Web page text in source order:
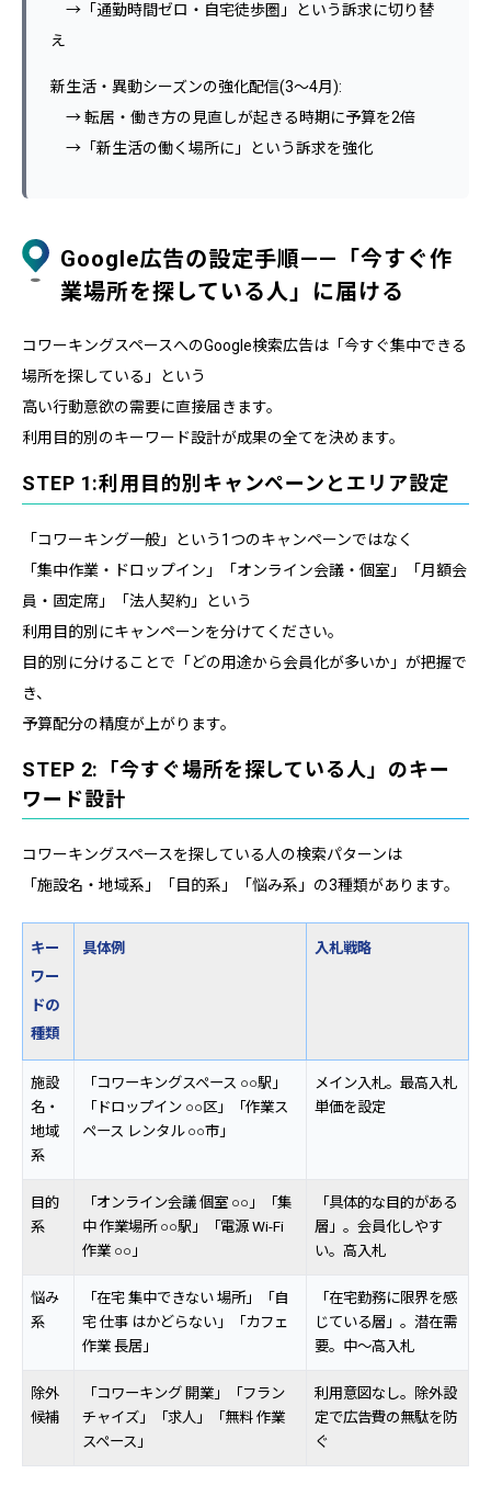
→「通勤時間ゼロ・自宅徒歩圏」という訴求に切り替
え
新生活・異動シーズンの強化配信(3〜4月):
→ 転居・働き方の見直しが起きる時期に予算を2倍
→「新生活の働く場所に」という訴求を強化
Google広告の設定手順——「今すぐ作
業場所を探している人」に届ける
コワーキングスペースへのGoogle検索広告は「今すぐ集中できる
場所を探している」という
高い行動意欲の需要に直接届きます。
利用目的別のキーワード設計が成果の全てを決めます。
STEP 1:利用目的別キャンペーンとエリア設定
「コワーキング一般」という1つのキャンペーンではなく
「集中作業・ドロップイン」「オンライン会議・個室」「月額会
員・固定席」「法人契約」という
利用目的別にキャンペーンを分けてください。
目的別に分けることで「どの用途から会員化が多いか」が把握で
き、
予算配分の精度が上がります。
STEP 2:「今すぐ場所を探している人」のキー
ワード設計
コワーキングスペースを探している人の検索パターンは
「施設名・地域系」「目的系」「悩み系」の3種類があります。
キー
ワー
ドの
種類
具体例 入札戦略
施設
名・
地域
系
「コワーキングスペース ○○駅」
「ドロップイン ○○区」「作業ス
ペース レンタル ○○市」
メイン入札。最高入札
単価を設定
目的
系
「オンライン会議 個室 ○○」「集
中 作業場所 ○○駅」「電源 Wi-Fi
作業 ○○」
「具体的な目的がある
層」。会員化しやす
い。高入札
悩み
系
「在宅 集中できない 場所」「自
宅 仕事 はかどらない」「カフェ
作業 長居」
「在宅勤務に限界を感
じている層」。潜在需
要。中〜高入札
除外
候補
「コワーキング 開業」「フラン
チャイズ」「求人」「無料 作業
スペース」
利用意図なし。除外設
定で広告費の無駄を防
ぐ